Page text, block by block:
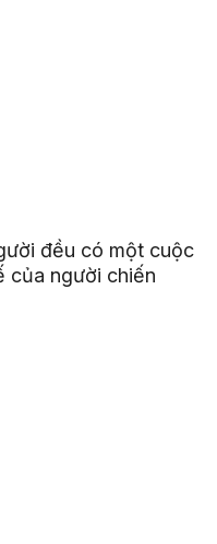
đều có một cuộc
của người chiến